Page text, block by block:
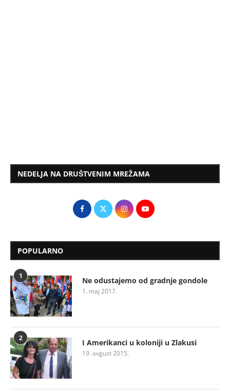
NEDELJA NA DRUŠTVENIM MREŽAMA
POPULARNO
1 Ne odustajemo od gradnje gondole
1. maj 2017.
2 I Amerikanci u koloniji u Zlakusi
19. avgust 2015.